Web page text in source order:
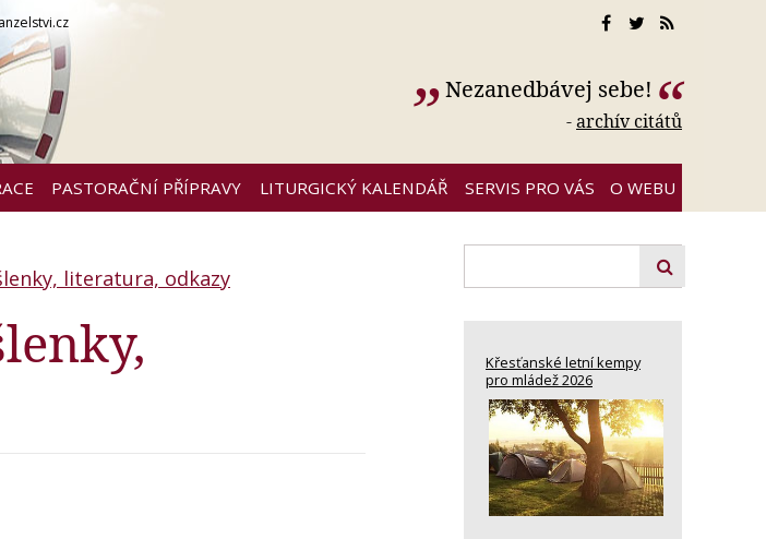
Nezanedbávej sebe!
-archív citátů
PASTORAČNÍ PŘÍPRAVY LITURGICKÝ KALENDÁŘ SERVIS PRO VÁS O WEBU
literatura, odkazy
Křesťanské letní kempy
pro mládež 2026